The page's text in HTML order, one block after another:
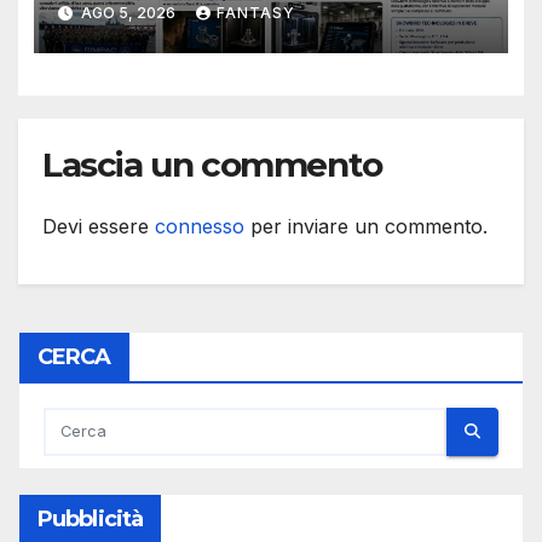
AGO 5, 2026 FANTASY
Lascia un commento
Devi essere connesso per inviare un commento.
CERCA
Pubblicità